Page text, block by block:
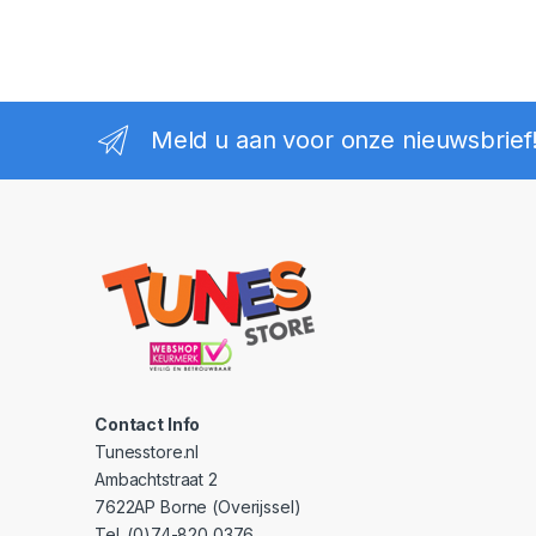
Meld u aan voor onze nieuwsbrief!
Contact Info
Tunesstore.nl
Ambachtstraat 2
7622AP Borne (Overijssel)